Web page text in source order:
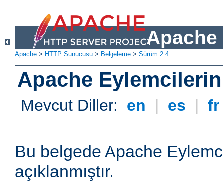
Apache
Apache > HTTP Sunucusu > Belgeleme > Sürüm 2.4
Apache
Mevcut Diller: en | es |
Bu belgede Apache
açıklanmıştır.